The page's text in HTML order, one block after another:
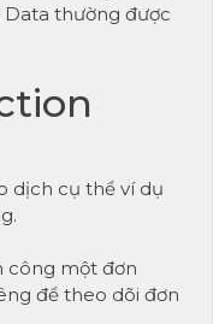
Data thường được
dịch cụ thể ví dụ
công một đơn
để theo dõi đơn